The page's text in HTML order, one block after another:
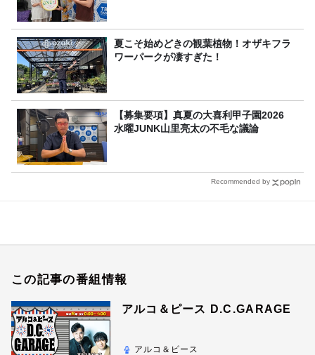
夏こそ始めどきの観葉植物！オザキフラ
ワーパークが凄すぎた！
【募集要項】真夏の大喜利甲子園2026
水曜JUNK山里亮太の不毛な議論
Recommended by
この記事の番組情報
アルコ＆ピース D.C.GARAGE
アルコ＆ピース